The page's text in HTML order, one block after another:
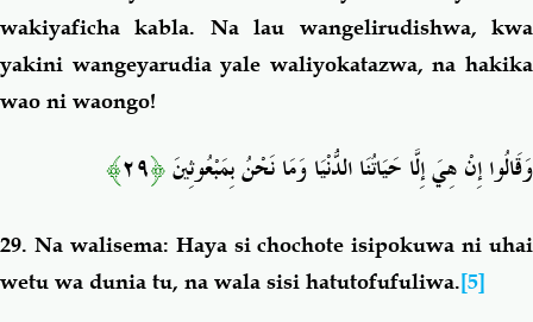
wakiyaficha kabla. Na lau wangelirudishwa, kwa
yakini wangeyarudia yale waliyokatazwa, na hakika
wao ni waongo!
وَقَالُوا إِنْ هِيَ إِلَّا حَيَاتُنَا الدُّنْيَا وَمَا نَحْنُ بِمَبْعُوثِينَ﴿٢٩﴾
29. Na walisema: Haya si chochote isipokuwa ni uhai
wetu wa dunia tu, na wala sisi hatutofufuliwa.[5]